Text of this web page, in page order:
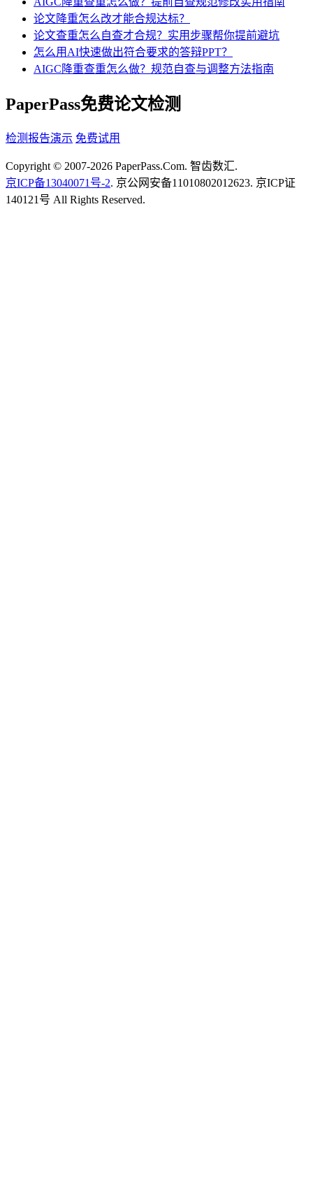
论文降重怎么改才能合规达标？
论文查重怎么自查才合规？实用步骤帮你提前避坑
怎么用AI快速做出符合要求的答辩PPT？
AIGC降重查重怎么做？规范自查与调整方法指南
PaperPass免费论文检测
检测报告演示 免费试用
Copyright © 2007-2026 PaperPass.Com. 智齿数汇.
京ICP备13040071号-2. 京公网安备11010802012623. 京ICP证
140121号 All Rights Reserved.